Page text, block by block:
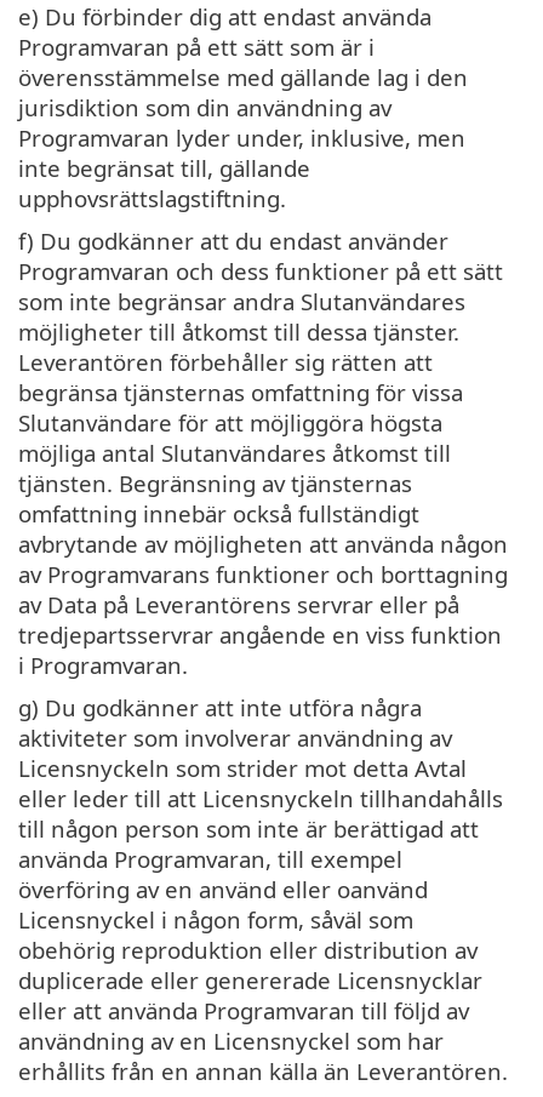
e) Du förbinder dig att endast använda
Programvaran på ett sätt som är i
överensstämmelse med gällande lag i den
jurisdiktion som din användning av
Programvaran lyder under, inklusive, men
inte begränsat till, gällande
upphovsrättslagstiftning.
f) Du godkänner att du endast använder
Programvaran och dess funktioner på ett sätt
som inte begränsar andra Slutanvändares
möjligheter till åtkomst till dessa tjänster.
Leverantören förbehåller sig rätten att
begränsa tjänsternas omfattning för vissa
Slutanvändare för att möjliggöra högsta
möjliga antal Slutanvändares åtkomst till
tjänsten. Begränsning av tjänsternas
omfattning innebär också fullständigt
avbrytande av möjligheten att använda någon
av Programvarans funktioner och borttagning
av Data på Leverantörens servrar eller på
tredjepartsservrar angående en viss funktion
i Programvaran.
g) Du godkänner att inte utföra några
aktiviteter som involverar användning av
Licensnyckeln som strider mot detta Avtal
eller leder till att Licensnyckeln tillhandahålls
till någon person som inte är berättigad att
använda Programvaran, till exempel
överföring av en använd eller oanvänd
Licensnyckel i någon form, såväl som
obehörig reproduktion eller distribution av
duplicerade eller genererade Licensnycklar
eller att använda Programvaran till följd av
användning av en Licensnyckel som har
erhållits från en annan källa än Leverantören.